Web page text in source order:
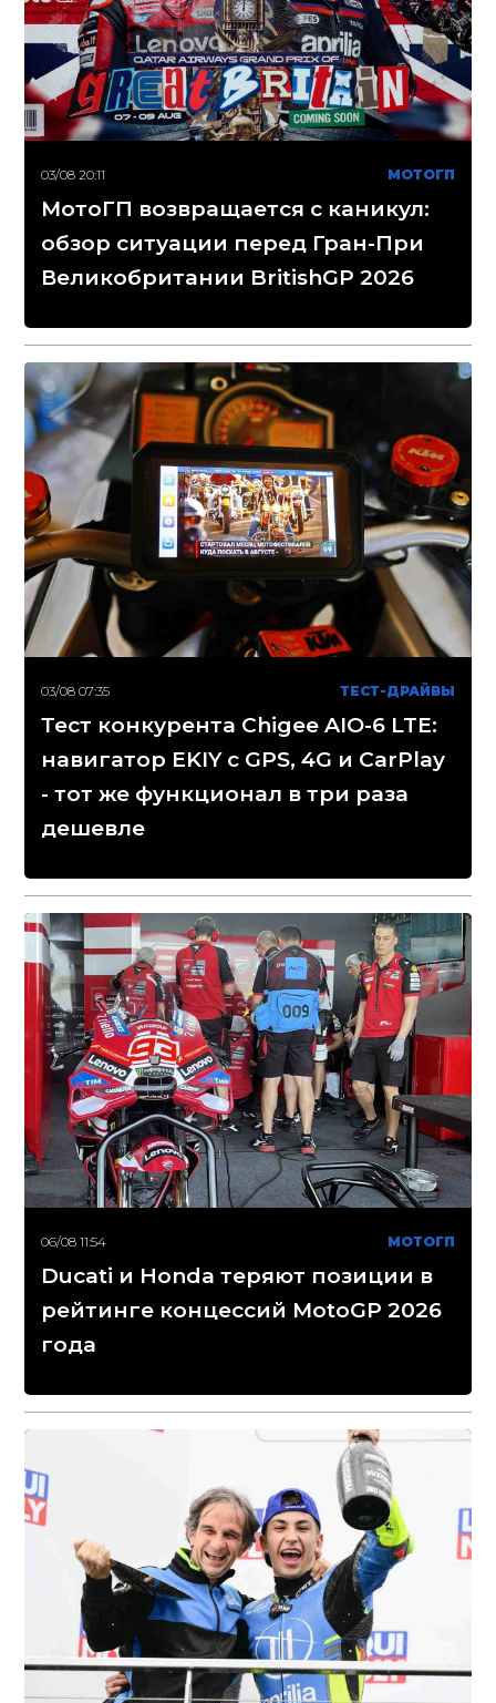
03/08 20:11 МОТОГП
МотоГП возвращается с каникул:
обзор ситуации перед Гран-При
Великобритании BritishGP 2026
03/08 07:35 ТЕСТ-ДРАЙВЫ
Тест конкурента Chigee AIO-6 LTE:
навигатор EKIY с GPS, 4G и CarPlay
- тот же функционал в три раза
дешевле
06/08 11:54 МОТОГП
Ducati и Honda теряют позиции в
рейтинге концессий MotoGP 2026
года